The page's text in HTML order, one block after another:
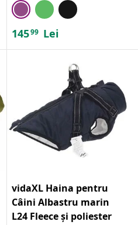
14599 Lei
vidaXL Haina pentru
Câini Albastru marin
L24 Fleece și poliester